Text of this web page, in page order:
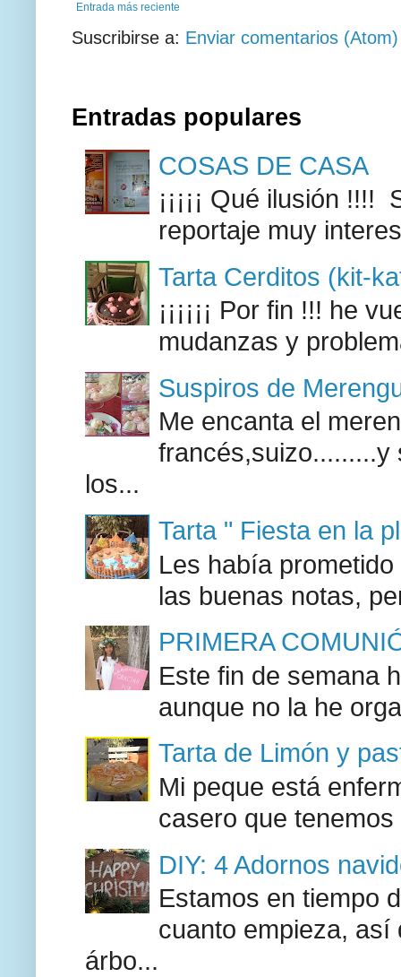
Entrada más reciente
Suscribirse a: Enviar comentarios (Atom)
Entradas populares
COSAS DE CASA
¡¡¡¡¡ Qué ilusión
reportaje muy
Tarta Cerditos (kit-
¡¡¡¡¡¡ Por fin !!! he
mudanzas y
Suspiros de
Me encanta el
francés,suizo.........y
los...
Tarta " Fiesta en la
Les había
las buenas notas,
PRIMERA
Este fin de semana
aunque no la he
Tarta de Limón y
Mi peque está
casero que
DIY: 4 Adornos
Estamos en tiempo
cuanto empieza, así
árbo...